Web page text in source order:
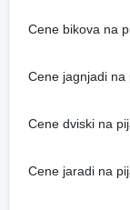
Cene bikova na
Cene jagnjadi na
Cene dviski na
Cene jaradi na